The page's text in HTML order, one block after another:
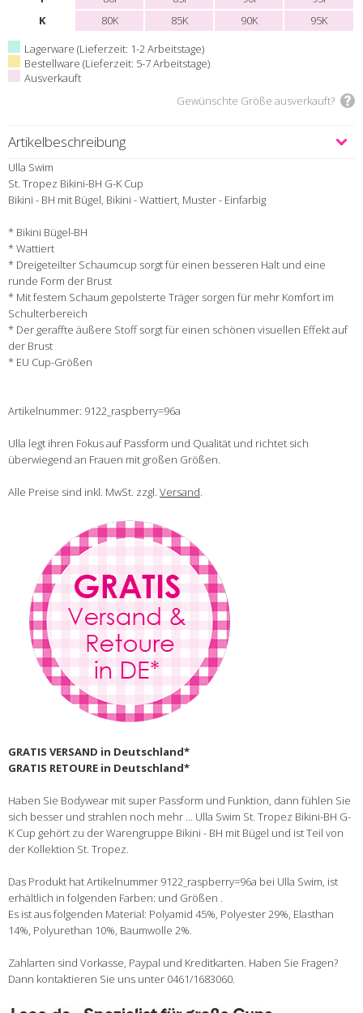
K
80K 85K 90K
95K
Lagerware (Lieferzeit: 1-2 Arbeitstage)
Bestellware (Lieferzeit: 5-7 Arbeitstage)
Ausverkauft
Gewünschte Größe ausverkauft?
Artikelbeschreibung
Ulla Swim
St. Tropez Bikini-BH G-K Cup
Bikini - BH mit Bügel, Bikini - Wattiert, Muster - Einfarbig
* Bikini Bügel-BH
* Wattiert
* Dreigeteilter Schaumcup sorgt für einen besseren Halt und eine
runde Form der Brust
* Mit festem Schaum gepolsterte Träger sorgen für mehr Komfort im
Schulterbereich
* Der geraffte äußere Stoff sorgt für einen schönen visuellen Effekt auf
der Brust
* EU Cup-Größen
Artikelnummer: 9122_raspberry=96a
Ulla legt ihren Fokus auf Passform und Qualität und richtet sich
überwiegend an Frauen mit großen Größen.
Alle Preise sind inkl. MwSt. zzgl. Versand.
GRATIS VERSAND in Deutschland*
GRATIS RETOURE in Deutschland*
Haben Sie Bodywear mit super Passform und Funktion, dann fühlen Sie
sich besser und strahlen noch mehr ... Ulla Swim St. Tropez Bikini-BH G-
K Cup gehört zu der Warengruppe Bikini - BH mit Bügel und ist Teil von
der Kollektion St. Tropez.
Das Produkt hat Artikelnummer 9122_raspberry=96a bei Ulla Swim, ist
erhältlich in folgenden Farben: und Größen .
Es ist aus folgenden Material: Polyamid 45%, Polyester 29%, Elasthan
14%, Polyurethan 10%, Baumwolle 2%.
Zahlarten sind Vorkasse, Paypal und Kreditkarten. Haben Sie Fragen?
Dann kontaktieren Sie uns unter 0461/1683060.